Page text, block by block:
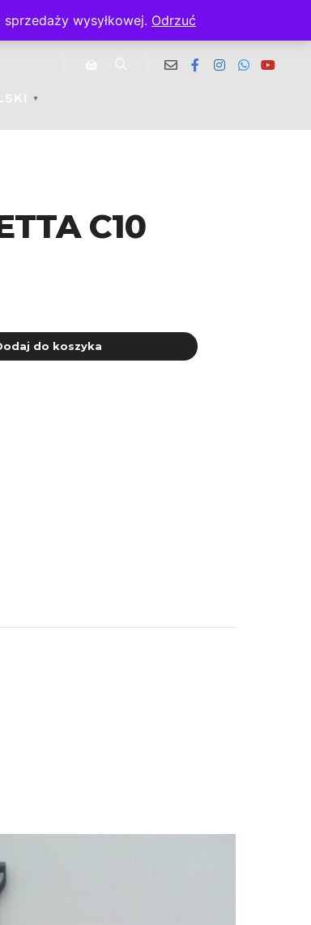
wysyłkowej. Odrzuć
KUPIĆ
▼
C10
do koszyka